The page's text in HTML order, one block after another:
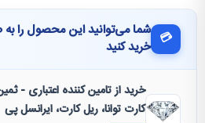
💳 شما می‌توانید این محصول را
خرید کنید
خرید از تامین کننده اعتباری -
کارت توانا، ریل کارت، ایرانسل پی